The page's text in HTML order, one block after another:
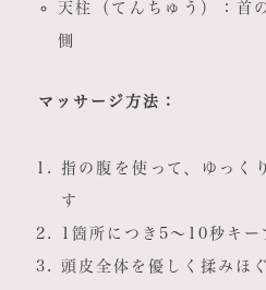
天柱（てんちゅう）：首
側
マッサージ方法：
指の腹を使って、ゆっく
す
1箇所につき5～10秒キー
頭皮全体を優しく揉みほ